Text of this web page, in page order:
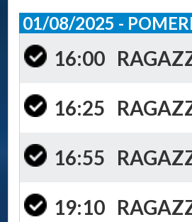
01/08/2025 -
16:00
16:25
16:55
19:10